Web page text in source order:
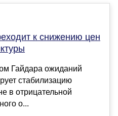
к снижению цен
Гайдара ожиданий
стабилизацию
в отрицательной
о...